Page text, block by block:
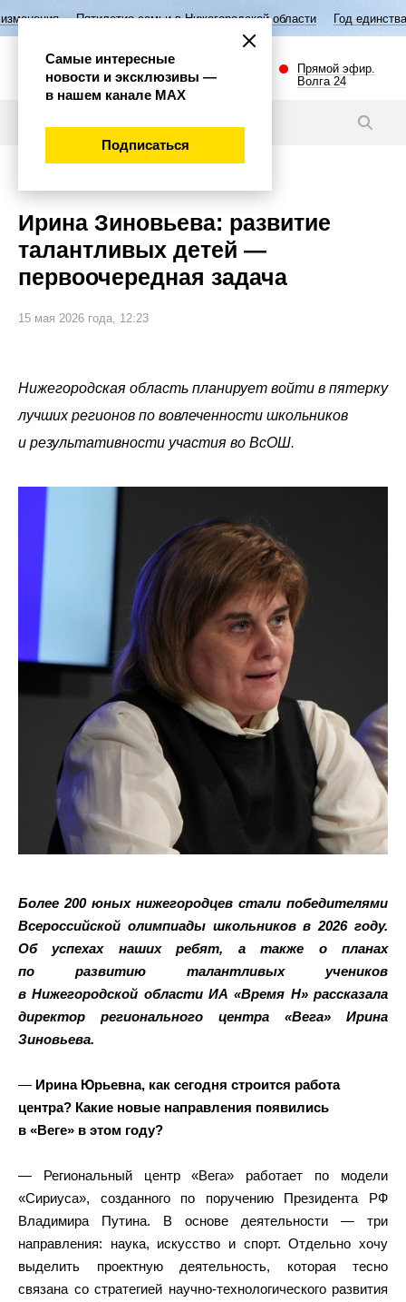
семьи в Нижегородской области Год единства народов России
Прямой эфир.
Волга 24
Ирина Зиновьева: развитие
талантливых детей —
первоочередная задача
15 мая 2026 года, 12:23
Нижегородская область планирует войти в пятерку
лучших регионов по вовлеченности школьников
и результативности участия во ВсОШ.
Более 200 юных нижегородцев стали победителями
Всероссийской олимпиады школьников в 2026 году.
Об успехах наших ребят, а также о планах
по развитию талантливых учеников
в Нижегородской области ИА «Время Н» рассказала
директор регионального центра «Вега» Ирина
Зиновьева.
— Ирина Юрьевна, как сегодня строится работа
центра? Какие новые направления появились
в «Веге» в этом году?
— Региональный центр «Вега» работает по модели
«Сириуса», созданного по поручению Президента РФ
Владимира Путина. В основе деятельности — три
направления: наука, искусство и спорт. Отдельно хочу
выделить проектную деятельность, которая тесно
связана со стратегией научно-технологического развития
Самые интересные
новости и эксклюзивы —
в нашем канале МАХ
Подписаться